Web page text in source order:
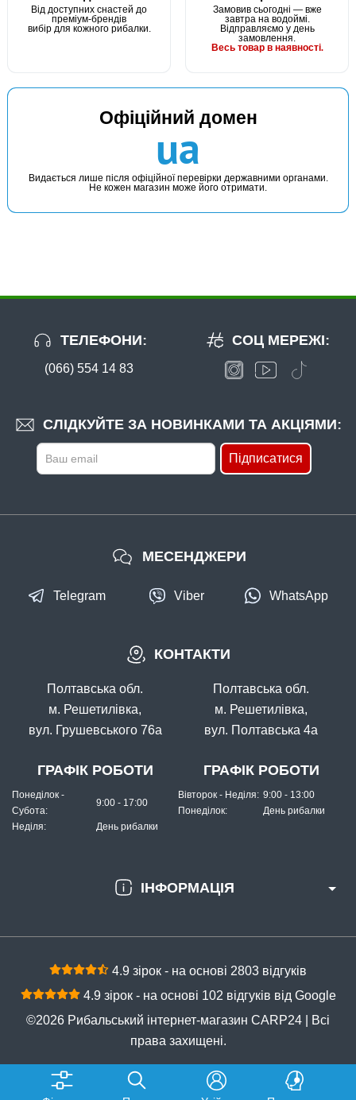
Від доступних снастей до
преміум-брендів
вибір для кожного рибалки.
Замовив сьогодні — вже
завтра на водоймі.
Відправляємо у день
замовлення.
Весь товар в наявності.
Офіційний домен
ua
Видається лише після офіційної перевірки державними органами.
Не кожен магазин може його отримати.
ТЕЛЕФОНИ:
(066) 554 14 83
СЛІДКУЙТЕ ЗА НОВИНКАМИ ТА АКЦІЯМИ:
Підписатися
СОЦ МЕРЕЖІ:
ІНФОРМАЦІЯ
КОНТАКТИ
Полтавська обл.
м. Решетилівка,
вул. Грушевського 76а
ГРАФІК РОБОТИ
Понеділок -
Субота:
9:00 - 17:00
Неділя: День рибалки
Полтавська обл.
м. Решетилівка,
вул. Полтавська 4а
ГРАФІК РОБОТИ
Вівторок - Неділя: 9:00 - 13:00
Понеділок:
День рибалки
МЕСЕНДЖЕРИ
Telegram Viber WhatsApp
4.9 зірок - на основі 2803 відгуків
4.9 зірок - на основі 102 відгуків від Google
©2026 Рибальський інтернет-магазин CARP24 | Всі
права захищені.